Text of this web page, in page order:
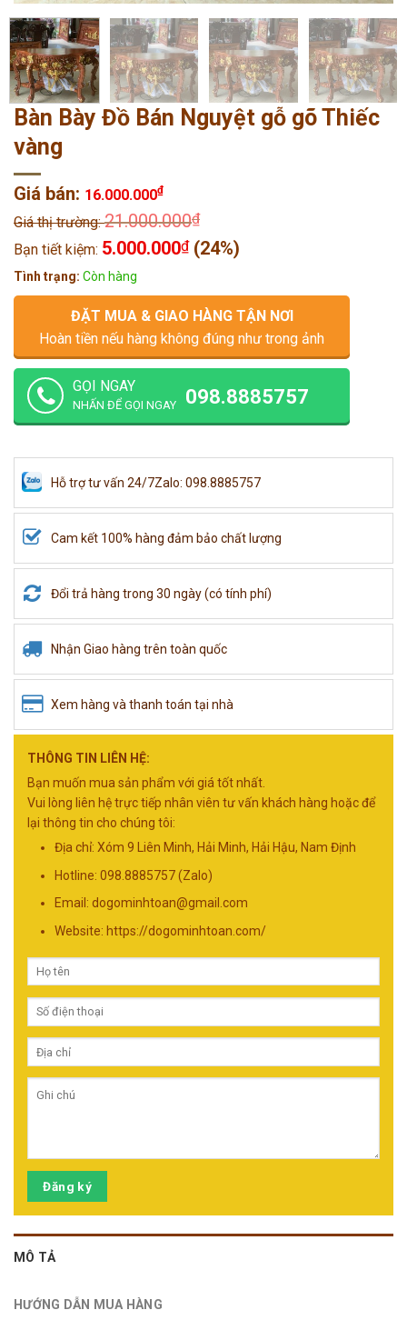
Bàn Bày Đồ Bán Nguyệt gỗ gõ Thiếc
vàng
Giá bán: 16.000.000₫
Giá thị trường:21.000.000₫
Bạn tiết kiệm: 5.000.000₫ (24%)
Tình trạng: Còn hàng
ĐẶT MUA & GIAO HÀNG TẬN NƠI
Hoàn tiền nếu hàng không đúng như trong ảnh
GỌI NGAY
NHẤN ĐỂ GỌI NGAY 098.8885757
Hỗ trợ tư vấn 24/7Zalo: 098.8885757
Cam kết 100% hàng đảm bảo chất lượng
Đổi trả hàng trong 30 ngày (có tính phí)
Nhận Giao hàng trên toàn quốc
Xem hàng và thanh toán tại nhà
THÔNG TIN LIÊN HỆ:
Bạn muốn mua sản phẩm với giá tốt nhất.
Vui lòng liên hệ trực tiếp nhân viên tư vấn khách hàng hoặc để
lại thông tin cho chúng tôi:
Địa chỉ: Xóm 9 Liên Minh, Hải Minh, Hải Hậu, Nam Định
Hotline: 098.8885757 (Zalo)
Email: dogominhtoan@gmail.com
Website: https://dogominhtoan.com/
Đăng ký
MÔ TẢ
HƯỚNG DẪN MUA HÀNG